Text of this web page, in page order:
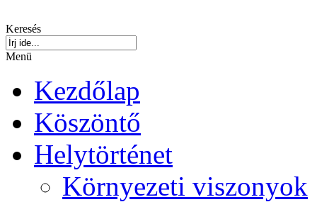
Keresés
Menü
Kezdőlap
Köszöntő
Helytörténet
Környezeti viszonyok